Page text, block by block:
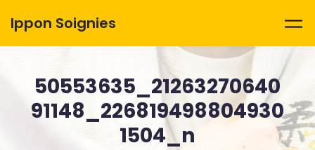
Ippon Soignies
50553635_21263270640
91148_226819498804930
1504_n